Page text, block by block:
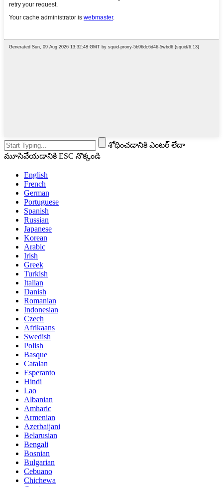
శోధించడానికి ఎంటర్ లేదా
మూసివేయడానికి ESC నొక్కండి
English
French
German
Portuguese
Spanish
Russian
Japanese
Korean
Arabic
Irish
Greek
Turkish
Italian
Danish
Romanian
Indonesian
Czech
Afrikaans
Swedish
Polish
Basque
Catalan
Esperanto
Hindi
Lao
Albanian
Amharic
Armenian
Azerbaijani
Belarusian
Bengali
Bosnian
Bulgarian
Cebuano
Chichewa